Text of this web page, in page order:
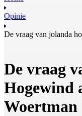
Opinie
De vraag van jolanda
De vraag
Hogewind
Woertman